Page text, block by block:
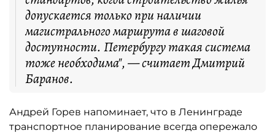
допускается только при наличии
магистрального маршрута в шаговой
доступности. Петербургу такая система
тоже необходима", — считает Дмитрий
Баранов.
Андрей Горев напоминает, что в Ленинграде
транспортное планирование всегда опережало